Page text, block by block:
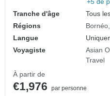
Tranche d'âge
Tous
Régions
Bornéo
Langue
Voyagiste
Asian
Travel
À partir de
€1,976
par personne